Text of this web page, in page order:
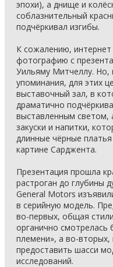
эпохи), а днище и
соблазнительный
подчёркивал изгибы.
К сожалению,
фотографию с
Уильяму Митчеллу. Но,
упоминания, для этих
выставочный зал, в
драматично
выставленным светом,
закуски и напитки,
длинные чёрные
картине Сарджента.
Презентация прошла
растроган до глубины
General Motors
в серийную модель.
во-первых, общая
органично смотрелась
племени», а во-
предоставить шасси
исследований.